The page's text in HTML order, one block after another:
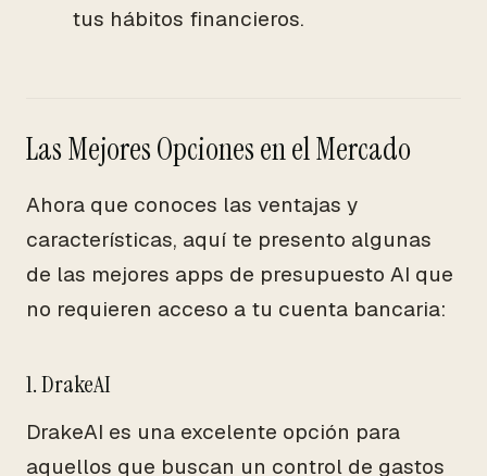
tus hábitos financieros.
Las Mejores Opciones en el Mercado
Ahora que conoces las ventajas y
características, aquí te presento algunas
de las mejores apps de presupuesto AI que
no requieren acceso a tu cuenta bancaria:
1. DrakeAI
DrakeAI es una excelente opción para
aquellos que buscan un control de gastos